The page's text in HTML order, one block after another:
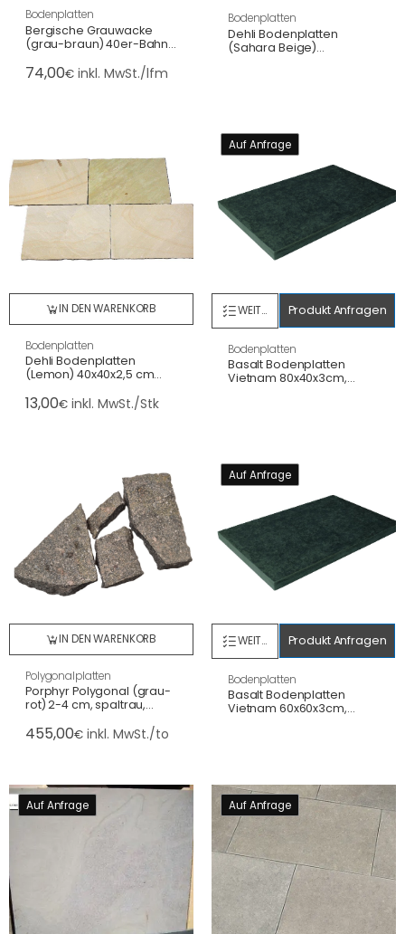
Bodenplatten
Bergische Grauwacke
(grau-braun) 40er-Bahn x
Kanten
74,00€ inkl. MwSt./lfm
Bodenplatten
Dehli Bodenplatten
(Sahara Beige)
IN DEN WARENKORB
Bodenplatten
Dehli Bodenplatten
(Lemon) 40x40x2,5 cm
13,00€ inkl. MwSt./Stk
Auf Anfrage
WEITERLESEN Produkt Anfragen
Bodenplatten
Basalt Bodenplatten
Vietnam 80x40x3cm,
IN DEN WARENKORB
Polygonalplatten
Porphyr Polygonal (grau-
rot) 2-4 cm, spaltrau,
455,00€ inkl. MwSt./to
Auf Anfrage
WEITERLESEN Produkt Anfragen
Bodenplatten
Basalt Bodenplatten
Vietnam 60x60x3cm,
Auf Anfrage Auf Anfrage